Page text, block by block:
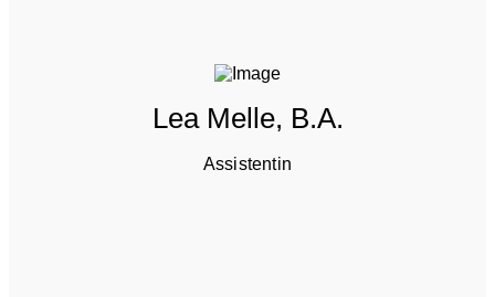
Lea Melle, B.A.
Assistentin